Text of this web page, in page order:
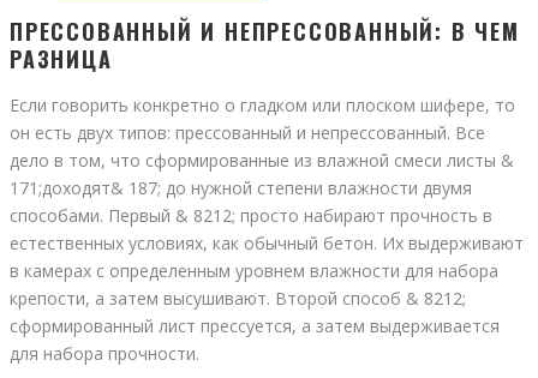
ПРЕССОВАННЫЙ И НЕПРЕССОВАННЫЙ: В ЧЕМ
РАЗНИЦА
Если говорить конкретно о гладком или плоском шифере, то
он есть двух типов: прессованный и непрессованный. Все
дело в том, что сформированные из влажной смеси листы &
171;доходят& 187; до нужной степени влажности двумя
способами. Первый & 8212; просто набирают прочность в
естественных условиях, как обычный бетон. Их выдерживают
в камерах с определенным уровнем влажности для набора
крепости, а затем высушивают. Второй способ & 8212;
сформированный лист прессуется, а затем выдерживается
для набора прочности.